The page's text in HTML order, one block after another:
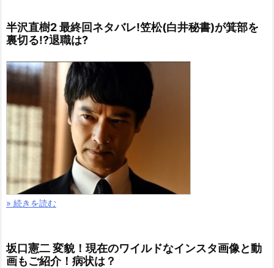
半沢直樹2 最終回ネタバレ!笠松(白井秘書)が箕部を
裏切る!?退職は?
» 続きを読む
坂口憲二 変貌！現在のワイルドなインスタ画像と動
画もご紹介！病状は？